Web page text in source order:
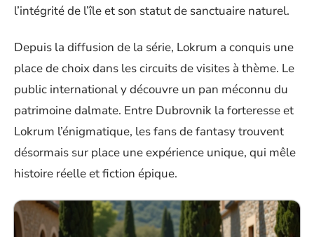
l’intégrité de l’île et son statut de sanctuaire naturel.
Depuis la diffusion de la série, Lokrum a conquis une
place de choix dans les circuits de visites à thème. Le
public international y découvre un pan méconnu du
patrimoine dalmate. Entre Dubrovnik la forteresse et
Lokrum l’énigmatique, les fans de fantasy trouvent
désormais sur place une expérience unique, qui mêle
histoire réelle et fiction épique.